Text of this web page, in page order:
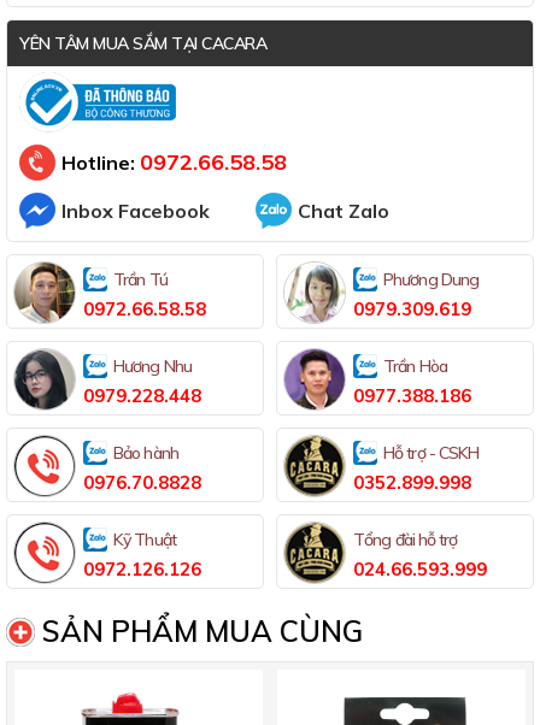
YÊN TÂM MUA SẮM TẠI CACARA
Đã thông báo Bộ Công Thương
Hotline: 0972.66.58.58
Inbox Facebook Chat Zalo
Trần Tú
0972.66.58.58
Phương Dung
0979.309.619
Hương Nhu
0979.228.448
Trần Hòa
0977.388.186
Bảo hành
0976.70.8828
Hỗ trợ - CSKH
0352.899.998
Kỹ Thuật
0972.126.126
Tổng đài hỗ trợ
024.66.593.999
SẢN PHẨM MUA CÙNG